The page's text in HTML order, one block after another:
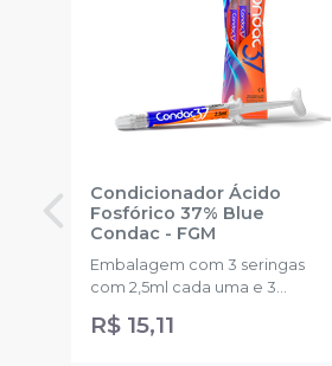
Condicionador Ácido
Fosfórico 37% Blue
Condac - FGM
Embalagem com 3 seringas
com 2,5ml cada uma e 3
R$ 15,11